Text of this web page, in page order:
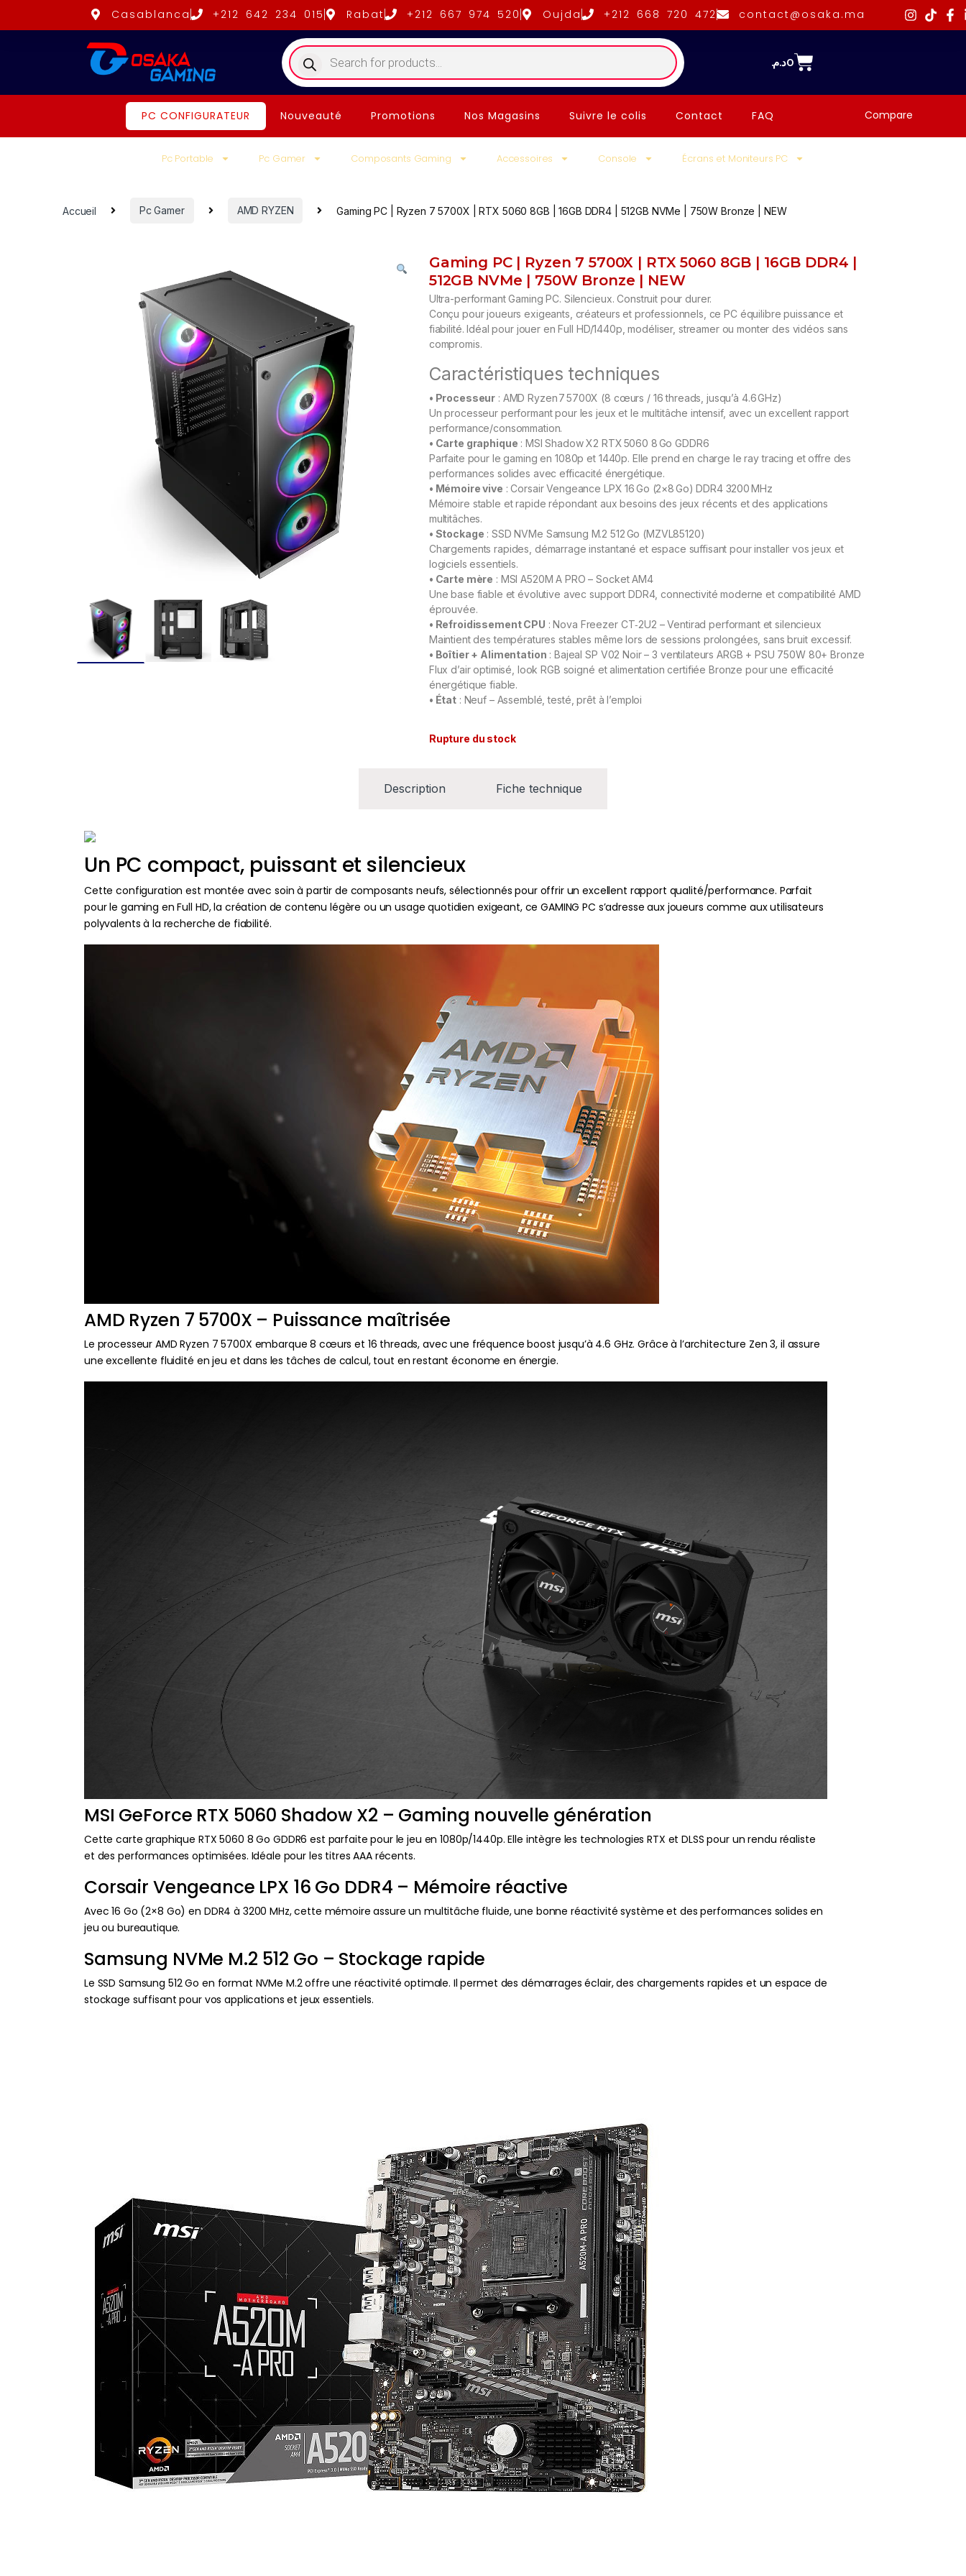
Casablanca +212 642 234 015 Rabat +212 667 974 520 Oujda +212 668 720 472 contact@osaka.ma
0د.م.
PC CONFIGURATEUR Nouveauté Promotions Nos Magasins Suivre le colis Contact FAQ Compare
Pc Portable Pc Gamer Composants Gaming Accessoires Console Écrans et Moniteurs PC
Accueil Pc Gamer AMD RYZEN Gaming PC | Ryzen 7 5700X | RTX 5060 8GB | 16GB DDR4 | 512GB NVMe | 750W Bronze | NEW
Gaming PC | Ryzen 7 5700X | RTX 5060 8GB | 16GB DDR4 |
512GB NVMe | 750W Bronze | NEW
Ultra-performant Gaming PC. Silencieux. Construit pour durer.
Conçu pour joueurs exigeants, créateurs et professionnels, ce PC équilibre puissance et
fiabilité. Idéal pour jouer en Full HD/1440p, modéliser, streamer ou monter des vidéos sans
compromis.
Caractéristiques techniques
• Processeur : AMD Ryzen 7 5700X (8 cœurs / 16 threads, jusqu’à 4.6 GHz)
Un processeur performant pour les jeux et le multitâche intensif, avec un excellent rapport
performance/consommation.
• Carte graphique : MSI Shadow X2 RTX 5060 8 Go GDDR6
Parfaite pour le gaming en 1080p et 1440p. Elle prend en charge le ray tracing et offre des
performances solides avec efficacité énergétique.
• Mémoire vive : Corsair Vengeance LPX 16 Go (2×8 Go) DDR4 3200 MHz
Mémoire stable et rapide répondant aux besoins des jeux récents et des applications
multitâches.
• Stockage : SSD NVMe Samsung M.2 512 Go (MZVL85120)
Chargements rapides, démarrage instantané et espace suffisant pour installer vos jeux et
logiciels essentiels.
• Carte mère : MSI A520M A PRO – Socket AM4
Une base fiable et évolutive avec support DDR4, connectivité moderne et compatibilité AMD
éprouvée.
• Refroidissement CPU : Nova Freezer CT‑2U2 – Ventirad performant et silencieux
Maintient des températures stables même lors de sessions prolongées, sans bruit excessif.
• Boîtier + Alimentation : Bajeal SP V02 Noir – 3 ventilateurs ARGB + PSU 750W 80+ Bronze
Flux d’air optimisé, look RGB soigné et alimentation certifiée Bronze pour une efficacité
énergétique fiable.
• État : Neuf – Assemblé, testé, prêt à l’emploi
Rupture du stock
Description Fiche technique
Un PC compact, puissant et silencieux
Cette configuration est montée avec soin à partir de composants neufs, sélectionnés pour offrir un excellent rapport qualité/performance. Parfait
pour le gaming en Full HD, la création de contenu légère ou un usage quotidien exigeant, ce GAMING PC s’adresse aux joueurs comme aux utilisateurs
polyvalents à la recherche de fiabilité.
AMD Ryzen 7 5700X – Puissance maîtrisée
Le processeur AMD Ryzen 7 5700X embarque 8 cœurs et 16 threads, avec une fréquence boost jusqu’à 4.6 GHz. Grâce à l’architecture Zen 3, il assure
une excellente fluidité en jeu et dans les tâches de calcul, tout en restant économe en énergie.
MSI GeForce RTX 5060 Shadow X2 – Gaming nouvelle génération
Cette carte graphique RTX 5060 8 Go GDDR6 est parfaite pour le jeu en 1080p/1440p. Elle intègre les technologies RTX et DLSS pour un rendu réaliste
et des performances optimisées. Idéale pour les titres AAA récents.
Corsair Vengeance LPX 16 Go DDR4 – Mémoire réactive
Avec 16 Go (2×8 Go) en DDR4 à 3200 MHz, cette mémoire assure un multitâche fluide, une bonne réactivité système et des performances solides en
jeu ou bureautique.
Samsung NVMe M.2 512 Go – Stockage rapide
Le SSD Samsung 512 Go en format NVMe M.2 offre une réactivité optimale. Il permet des démarrages éclair, des chargements rapides et un espace de
stockage suffisant pour vos applications et jeux essentiels.